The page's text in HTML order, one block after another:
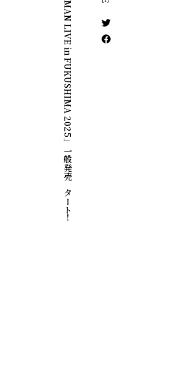
「ACIDMAN LIVE in FUKUSHIMA 2025」一般発売スタート！